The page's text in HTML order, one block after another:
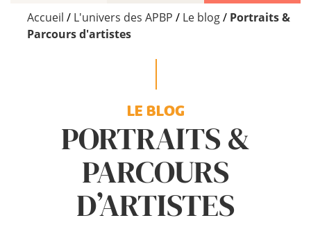
Accueil / L'univers des APBP / Le blog/ Portraits &
Parcours d'artistes
LE BLOG
PORTRAITS &
PARCOURS
D’ARTISTES